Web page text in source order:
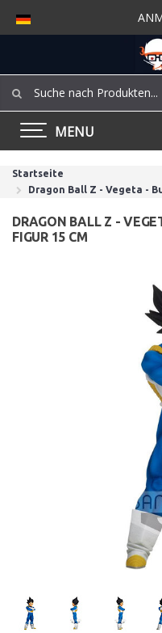
MENU
Startseite
Dragon Ball Z - Vegeta -
DRAGON BALL Z -
FIGUR 15 CM